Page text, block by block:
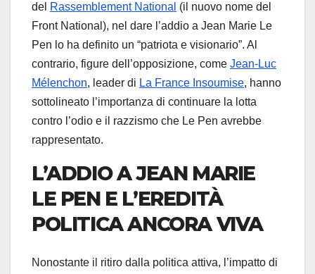
del Rassemblement National (il nuovo nome del
Front National), nel dare l’addio a Jean Marie Le
Pen lo ha definito un “patriota e visionario”. Al
contrario, figure dell’opposizione, come Jean-Luc
Mélenchon, leader di La France Insoumise, hanno
sottolineato l’importanza di continuare la lotta
contro l’odio e il razzismo che Le Pen avrebbe
rappresentato.
L’ADDIO A JEAN MARIE
LE PEN E L’EREDITÀ
POLITICA ANCORA VIVA
Nonostante il ritiro dalla politica attiva, l’impatto di